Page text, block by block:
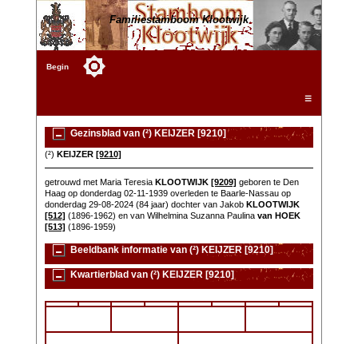
Familiestamboom Klootwijk
Begin
☰
Gezinsblad van (²) KEIJZER [9210]
(²) KEIJZER [9210]
getrouwd met Maria Teresia KLOOTWIJK [9209] geboren te Den
Haag op donderdag 02-11-1939 overleden te Baarle-Nassau op
donderdag 29-08-2024 (84 jaar) dochter van Jakob KLOOTWIJK
[512] (1896-1962) en van Wilhelmina Suzanna Paulina van HOEK
[513] (1896-1959)
Beeldbank informatie van (²) KEIJZER [9210]
Kwartierblad van (²) KEIJZER [9210]